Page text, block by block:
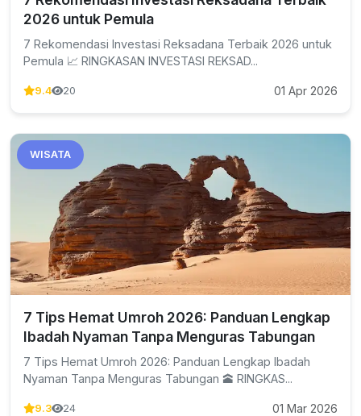
2026 untuk Pemula
7 Rekomendasi Investasi Reksadana Terbaik 2026 untuk
Pemula 📈 RINGKASAN INVESTASI REKSAD...
9.4 20 01 Apr 2026
WISATA
7 Tips Hemat Umroh 2026: Panduan Lengkap
Ibadah Nyaman Tanpa Menguras Tabungan
7 Tips Hemat Umroh 2026: Panduan Lengkap Ibadah
Nyaman Tanpa Menguras Tabungan 🕋 RINGKAS...
9.3 24 01 Mar 2026